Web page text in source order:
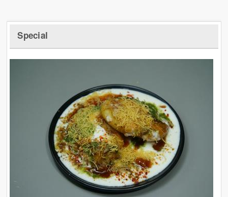
Special